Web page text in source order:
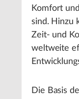
Komfort
sind. Hinzu
Zeit- und
weltweite
Die Basis